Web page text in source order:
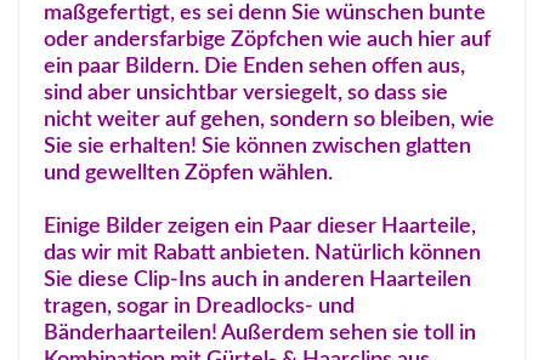
maßgefertigt, es sei denn Sie wünschen bunte
oder andersfarbige Zöpfchen wie auch hier auf
ein paar Bildern. Die Enden sehen offen aus,
sind aber unsichtbar versiegelt, so dass sie
nicht weiter auf gehen, sondern so bleiben, wie
Sie sie erhalten! Sie können zwischen glatten
und gewellten Zöpfen wählen.
Einige Bilder zeigen ein Paar dieser Haarteile,
das wir mit Rabatt anbieten. Natürlich können
Sie diese Clip-Ins auch in anderen Haarteilen
tragen, sogar in Dreadlocks- und
Bänderhaarteilen! Außerdem sehen sie toll in